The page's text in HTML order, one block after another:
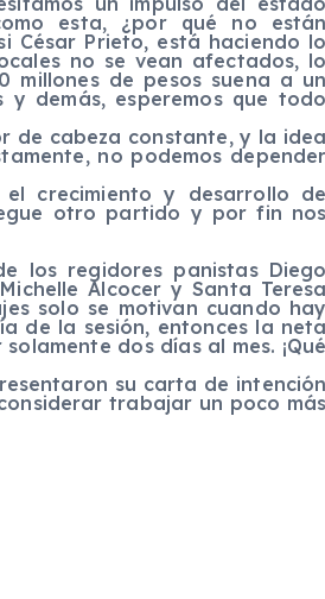
esta, ¿por qué no están
César Prieto, está haciendo lo
no se vean afectados, lo
millones de pesos suena a un
demás, esperemos que todo
de cabeza constante, y la idea
no podemos depender
crecimiento y desarrollo de
otro partido y por fin nos
los regidores panistas Diego
Alcocer y Santa Teresa
solo se motivan cuando hay
de la sesión, entonces la neta
dos días al mes. ¡Qué
su carta de intención
trabajar un poco más